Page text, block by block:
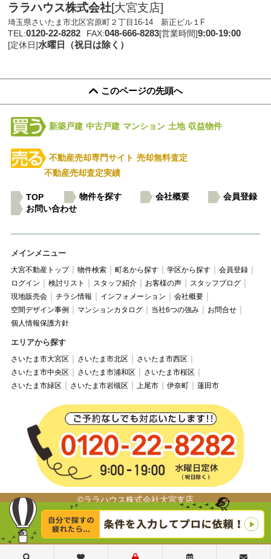
ララハウス株式会社[大宮支店]
埼玉県さいたま市北区宮原町２丁目16-14 新正ビル１F
TEL:0120-22-8282 FAX:048-666-8283[営業時間]9:00-19:00
[定休日]水曜日（祝日は除く）
このページの先頭へ
新築戸建 中古戸建 マンション 土地 収益物件
不動産売却専門サイト 売却無料査定
不動産売却査定実績
TOP 物件を探す 会社概要
会員登録
お問い合わせ
メインメニュー
大宮不動産トップ 物件検索 町名から探す 学区から探す
会員登録
ログイン
検討リスト スタッフ紹介 お客様の声
スタッフブログ
現地販売会
チラシ情報 インフォメーション
会社概要
空間デザイン事例
マンションカタログ 当社6つの強み
お問合せ
個人情報保護方針
エリアから探す
さいたま市大宮区 さいたま市北区
さいたま市西区
さいたま市中央区
さいたま市浦和区
さいたま市桜区
さいたま市緑区
さいたま市岩槻区 上尾市 伊奈町 蓮田市
©ララハウス株式会社大宮支店